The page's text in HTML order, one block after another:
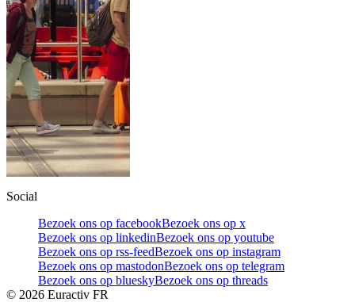
Social
Bezoek ons op facebookBezoek ons op x
Bezoek ons op linkedinBezoek ons op youtube
Bezoek ons op rss-feedBezoek ons op instagram
Bezoek ons op mastodonBezoek ons op telegram
Bezoek ons op blueskyBezoek ons op threads
© 2026 Euractiv FR